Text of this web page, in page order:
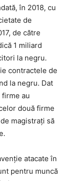
în 2018, cu
de
de către
1 miliard
la negru.
contractele de
la negru. Dat
au
două firme
magistrați să
atacate în
pentru muncă